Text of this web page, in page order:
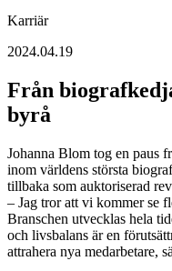
Karriär
2024.04.19
Från
byrå
Johanna Blom tog en paus
inom världens största
tillbaka som auktoriserad
– Jag tror att vi kommer se
Branschen utvecklas hela
och livsbalans är en
attrahera nya medarbetare,